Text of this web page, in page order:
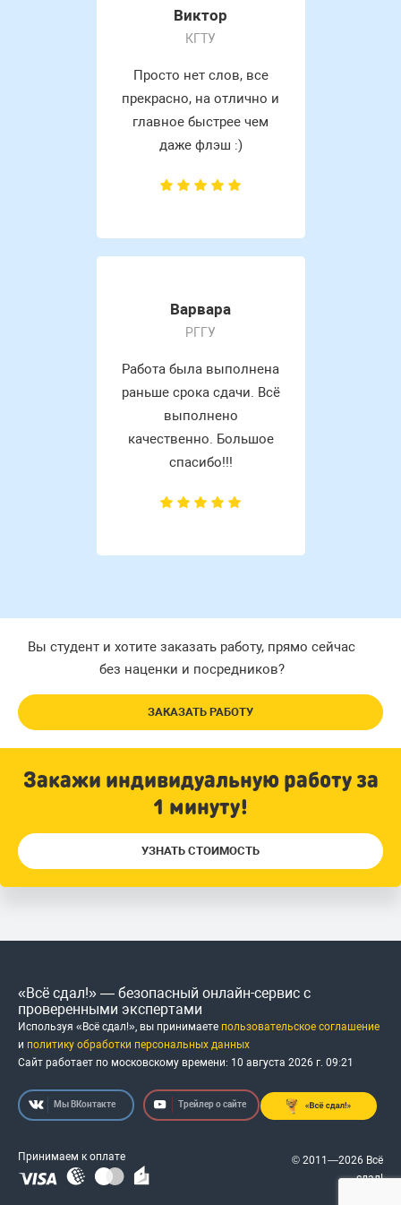
Виктор
КГТУ
Просто нет слов, все
прекрасно, на отлично и
главное быстрее чем
даже флэш :)
Варвара
РГГУ
Работа была выполнена
раньше срока сдачи. Всё
выполнено
качественно. Большое
спасибо!!!
Вы студент и хотите заказать работу, прямо сейчас
без наценки и посредников?
ЗАКАЗАТЬ РАБОТУ
Закажи индивидуальную работу за
1 минуту!
УЗНАТЬ СТОИМОСТЬ
«Всё сдал!» — безопасный онлайн-сервис с
проверенными экспертами
Используя «Всё сдал!», вы принимаете пользовательское соглашение
и политику обработки персональных данных
Сайт работает по московскому времени: 10 августа 2026 г. 09:21
Мы ВКонтакте Трейлер о сайте
Принимаем к оплате
© 2011—2026 Всё
сдал!